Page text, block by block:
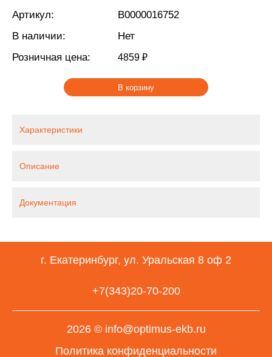
Артикул:
В0000016752
В наличии:
Нет
Розничная цена:
4859 ₽
В корзину
Характеристики
Описание
Документация
г. Екатеринбург, ул. Уральская 8 оф 2
+7(343)20-70-200
2026 © info@optimus-ekb.ru
Политика конфиденциальности